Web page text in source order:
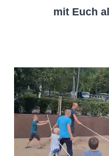
mit Euch